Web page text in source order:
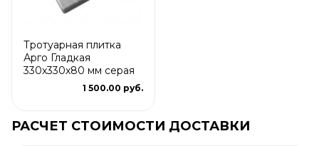
Тротуарная плитка
Арго Гладкая
330x330x80 мм серая
1 500.00 руб.
РАСЧЕТ СТОИМОСТИ ДОСТАВКИ